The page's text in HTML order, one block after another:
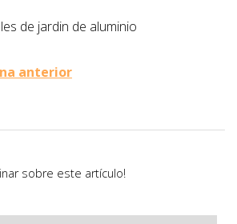
de jardin de aluminio
anterior
sobre este artículo!